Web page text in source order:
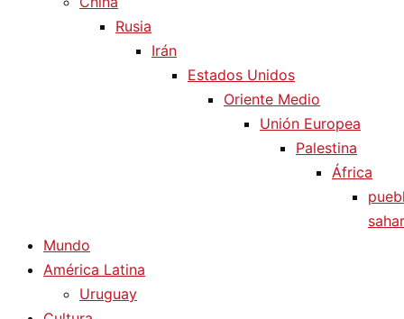
Rusia
Irán
Estados Unidos
Oriente Medio
Unión Europea
Palestina
África
Mundo
América Latina
Uruguay